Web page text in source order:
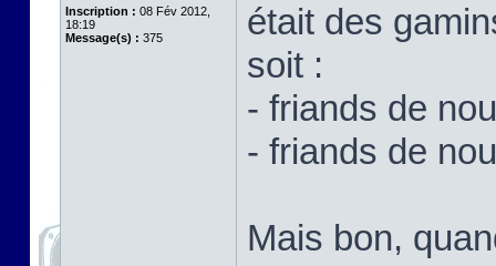
Inscription : 08 Fév 2012,
18:19
Message(s) : 375
était des
soit :
- friands de
- friands de
Mais bon,